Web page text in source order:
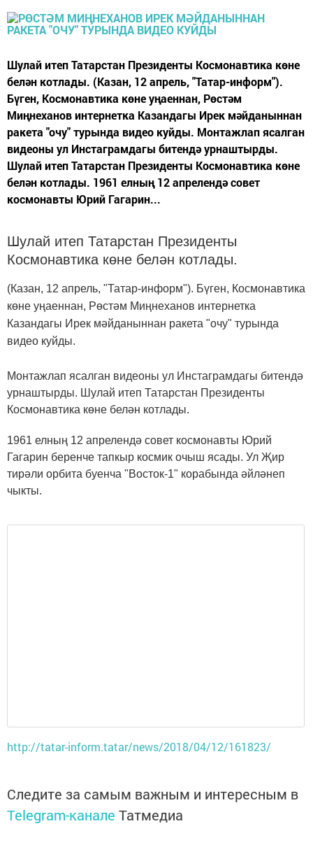
Шулай итеп Татарстан Президенты Космонавтика көне
белән котлады. (Казан, 12 апрель, "Татар-информ").
Бүген, Космонавтика көне уңаеннан, Рөстәм
Миңнеханов интернетка Казандагы Ирек мәйданыннан
ракета "очу" турында видео куйды. Монтажлап ясалган
видеоны ул Инстаграмдагы битендә урнаштырды.
Шулай итеп Татарстан Президенты Космонавтика көне
белән котлады. 1961 елның 12 апрелендә совет
космонавты Юрий Гагарин...
Шулай итеп Татарстан Президенты
Космонавтика көне белән котлады.
(Казан, 12 апрель, "Татар-информ"). Бүген, Космонавтика
көне уңаеннан, Рөстәм Миңнеханов интернетка
Казандагы Ирек мәйданыннан ракета "очу" турында
видео куйды.
Монтажлап ясалган видеоны ул Инстаграмдагы битендә
урнаштырды. Шулай итеп Татарстан Президенты
Космонавтика көне белән котлады.
1961 елның 12 апрелендә совет космонавты Юрий
Гагарин беренче тапкыр космик очыш ясады. Ул Җир
тирәли орбита буенча "Восток-1" корабында әйләнеп
чыкты.
http://tatar-inform.tatar/news/2018/04/12/161823/
Следите за самым важным и интересным в
Telegram-канале Татмедиа